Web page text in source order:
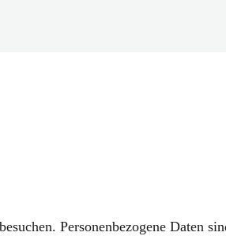
Personenbezogene Daten